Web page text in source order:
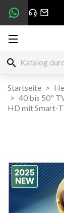
search
Startseite
40 bis 50"
HD mit Smart-